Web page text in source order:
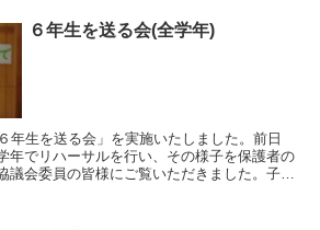
６年生を送る会(全学年)
年生を送る会」を実施いたしました。前日
年でリハーサルを行い、その様子を保護者の
議会委員の皆様にご覧いただきました。子ど